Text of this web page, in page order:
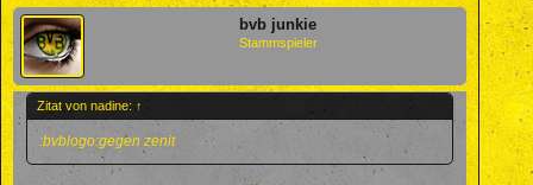
bvb junkie
Stammspieler
Zitat von nadine: ↑
:bvblogo:gegen zenit